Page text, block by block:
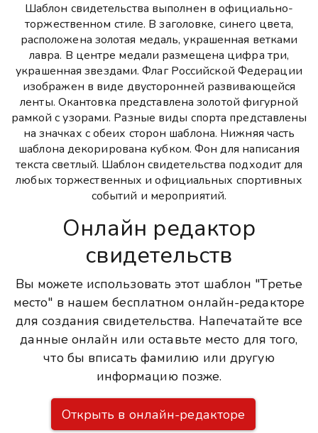
Шаблон свидетельства выполнен в официально-
торжественном стиле. В заголовке, синего цвета,
расположена золотая медаль, украшенная ветками
лавра. В центре медали размещена цифра три,
украшенная звездами. Флаг Российской Федерации
изображен в виде двусторонней развивающейся
ленты. Окантовка представлена золотой фигурной
рамкой с узорами. Разные виды спорта представлены
на значках с обеих сторон шаблона. Нижняя часть
шаблона декорирована кубком. Фон для написания
текста светлый. Шаблон свидетельства подходит для
любых торжественных и официальных спортивных
событий и мероприятий.
Онлайн редактор
свидетельств
Вы можете использовать этот шаблон "Третье
место" в нашем бесплатном онлайн-редакторе
для создания свидетельства. Напечатайте все
данные онлайн или оставьте место для того,
что бы вписать фамилию или другую
информацию позже.
Открыть в онлайн-редакторе